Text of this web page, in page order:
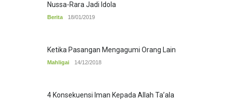
Nussa-Rara Jadi Idola
Berita 18/01/2019
Ketika Pasangan Mengagumi Orang Lain
Mahligai 14/12/2018
4 Konsekuensi Iman Kepada Allah Ta’ala